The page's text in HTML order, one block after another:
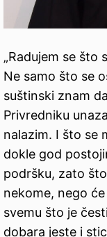
„Radujem se što
Ne samo što se
suštinski znam
Privredniku
nalazim. I što se
dokle god
podršku, zato
nekome, nego
svemu što je
dobara jeste i